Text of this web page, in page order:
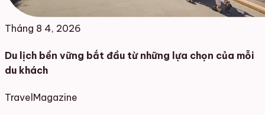
Tháng 8 4, 2026
Du lịch bền vững bắt đầu từ những lựa chọn của mỗi
du khách
Travel Magazine